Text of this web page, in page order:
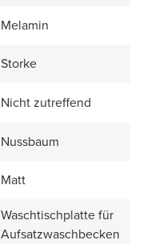
Melamin
Storke
Nicht zutreffend
Nussbaum
Matt
Waschtischplatte für
Aufsatzwaschbecken